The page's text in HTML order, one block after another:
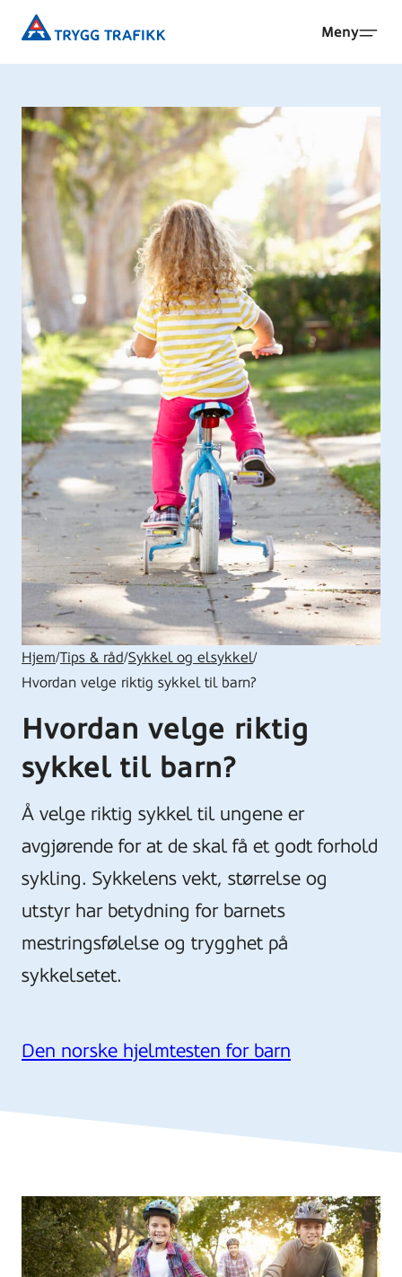
hovedinnhold
Trygg
Meny
Hjem/Tips & råd/Sykkel og elsykkel/
Hvordan velge riktig sykkel til barn?
Hvordan velge riktig
sykkel til barn?
Å velge riktig sykkel til ungene er
avgjørende for at de skal få et godt forhold
sykling. Sykkelens vekt, størrelse og
utstyr har betydning for barnets
mestringsfølelse og trygghet på
sykkelsetet.
Den norske hjelmtesten for barn